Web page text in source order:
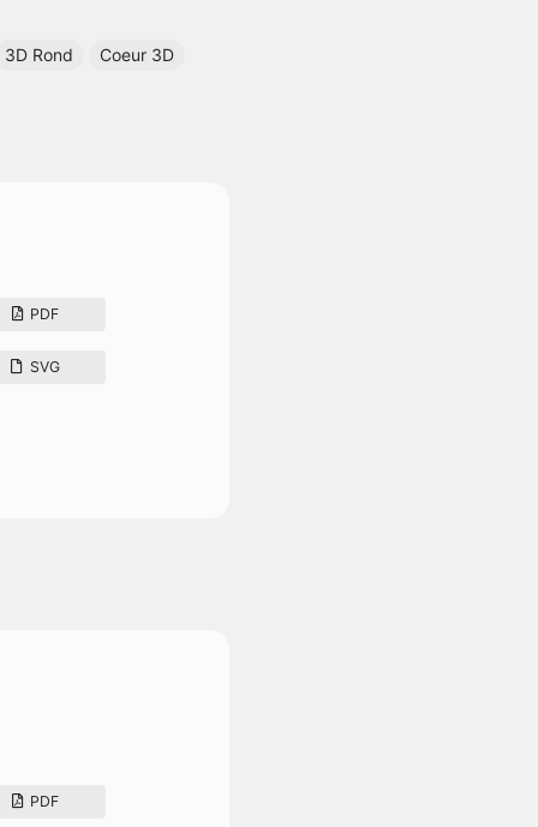
3D Rond Coeur 3D
PDF
SVG
PDF